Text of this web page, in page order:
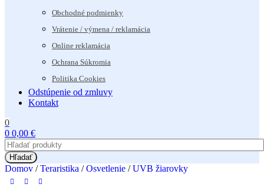
Obchodné podmienky
Vrátenie / výmena / reklamácia
Online reklamácia
Ochrana Súkromia
Politika Cookies
Odstúpenie od zmluvy
Kontakt
0
0 0,00 €
Hľadať
Domov / Teraristika / Osvetlenie / UVB žiarovky